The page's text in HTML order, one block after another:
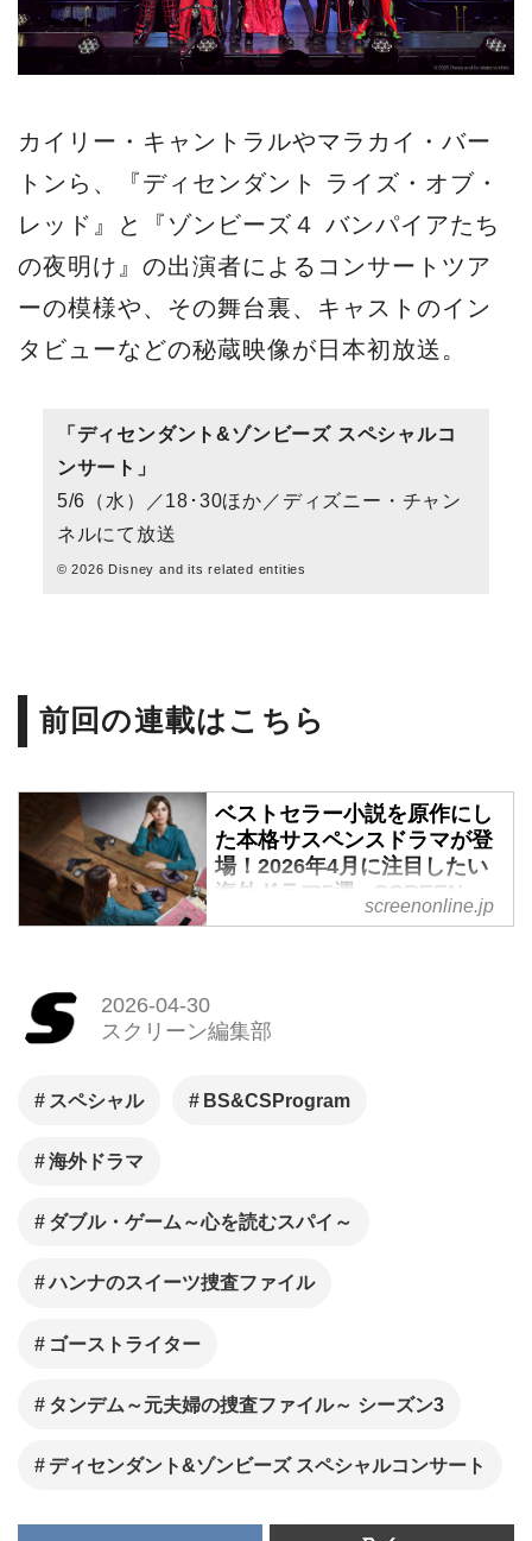
カイリー・キャントラルやマラカイ・バー
トンら、『ディセンダント ライズ・オブ・
レッド』と『ゾンビーズ４ バンパイアたち
の夜明け』の出演者によるコンサートツア
ーの模様や、その舞台裏、キャストのイン
タビューなどの秘蔵映像が日本初放送。
「ディセンダント&ゾンビーズ スペシャルコ
ンサート」
5/6（水）／18･30ほか／ディズニー・チャン
ネルにて放送
© 2026 Disney and its related entities
前回の連載はこちら
ベストセラー小説を原作にし
た本格サスペンスドラマが登
場！2026年4月に注目したい
海外ドラマ5選 - SCREEN
ONLINE（スクリーンオンラ
BS&CSチャンネルにて放送さ
ライムなどにご加入なさってい
クリーン編集部）カバー画像：
ジェノバの影〜〈吹替版〉」よ
screenonline.jp
2026-04-30
スクリーン編集部
スペシャル BS&CSProgram
海外ドラマ
ダブル・ゲーム～心を読むスパイ～
ハンナのスイーツ捜査ファイル
ゴーストライター
タンデム～元夫婦の捜査ファイル～ シーズン3
ディセンダント&ゾンビーズ スペシャルコンサート